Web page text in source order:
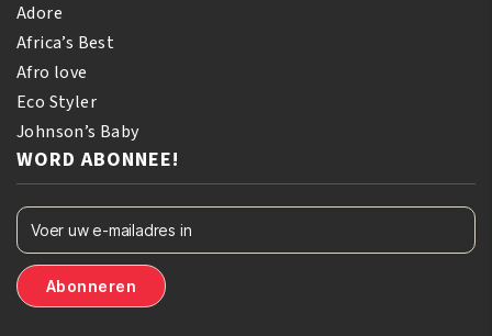
Adore
Africa’s Best
Afro love
Eco Styler
Johnson’s Baby
WORD ABONNEE!